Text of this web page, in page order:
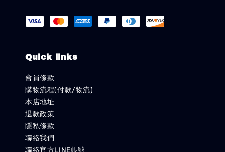
Quick links
會員條款
購物流程(付款/物流)
本店地址
退款政策
隱私條款
聯絡我們